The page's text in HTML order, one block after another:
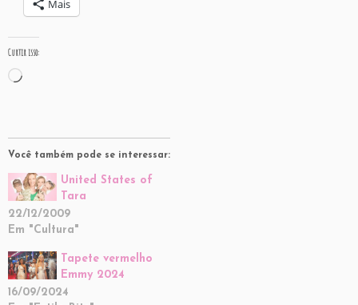
Mais
Curtir isso:
Carregando...
Você também pode se interessar:
United States of
Tara
22/12/2009
Em "Cultura"
Tapete vermelho
Emmy 2024
16/09/2024